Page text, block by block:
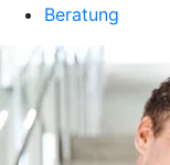
Beratung